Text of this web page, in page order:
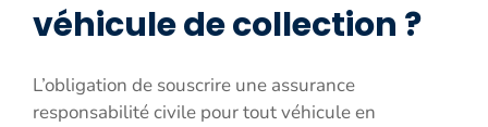
véhicule de collection ?
L’obligation de souscrire une assurance
responsabilité civile pour tout véhicule en